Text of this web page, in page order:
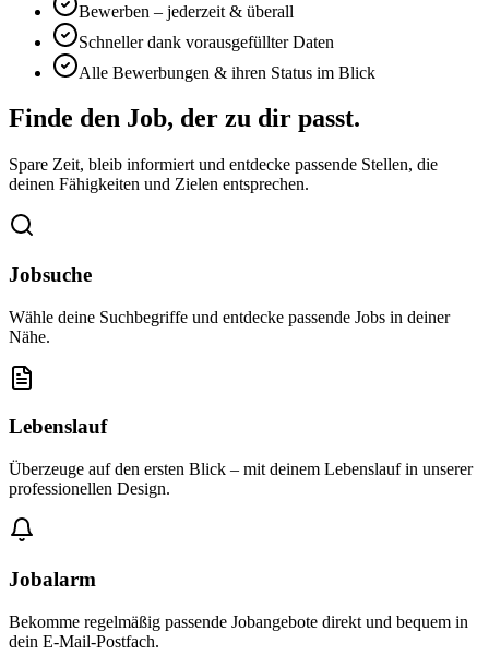
Bewerben – jederzeit & überall
Schneller dank vorausgefüllter Daten
Alle Bewerbungen & ihren Status im Blick
Finde den Job, der zu dir passt.
Spare Zeit, bleib informiert und entdecke passende Stellen, die
deinen Fähigkeiten und Zielen entsprechen.
Jobsuche
Wähle deine Suchbegriffe und entdecke passende Jobs in deiner
Nähe.
Lebenslauf
Überzeuge auf den ersten Blick – mit deinem Lebenslauf in unserer
professionellen Design.
Jobalarm
Bekomme regelmäßig passende Jobangebote direkt und bequem in
dein E-Mail-Postfach.